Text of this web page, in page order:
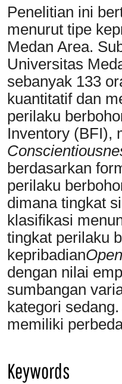
Penelitian ini
menurut tipe
Medan Area.
Universitas
sebanyak 133
kuantitatif dan
perilaku
Inventory (BFI),
berdasarkan
perilaku
dimana tingkat
klasifikasi
tingkat perilaku
kepribadian
dengan nilai
sumbangan
kategori
memiliki
Keywords